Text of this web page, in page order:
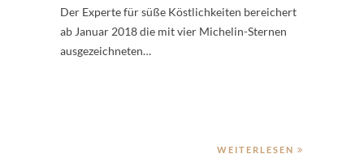
Der Experte für süße Köstlichkeiten bereichert
ab Januar 2018 die mit vier Michelin-Sternen
ausgezeichneten…
WEITERLESEN